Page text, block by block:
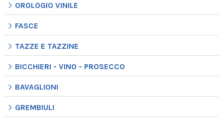
OROLOGIO VINILE
FASCE
TAZZE E TAZZINE
BICCHIERI - VINO - PROSECCO
BAVAGLIONI
GREMBIULI